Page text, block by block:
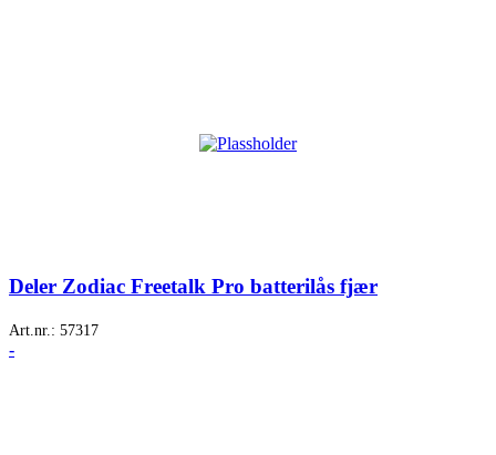
Deler Zodiac Freetalk Pro batterilås fjær
Art.nr.: 57317
-